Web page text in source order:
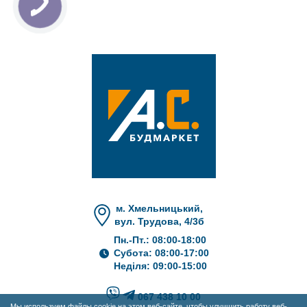
м. Хмельницький,
вул. Трудова, 4/3б
Пн.-Пт.: 08:00-18:00
Субота: 08:00-17:00
Неділя: 09:00-15:00
067 438 10 00